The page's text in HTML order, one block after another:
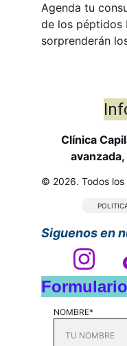
Agenda tu
de los péptidos
sorprenderán
Clínica
© 2026. Todos los
Siguenos en
NOMBRE*